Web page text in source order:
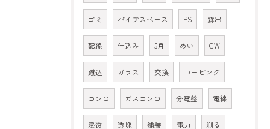
ゴミ パイプスペース PS 露出
配線 仕込み 5月 めい GW
蹴込 ガラス 交換 コーピング
コンロ ガスコンロ 分電盤 電線
浸透 透塊 舗装 電力 測る